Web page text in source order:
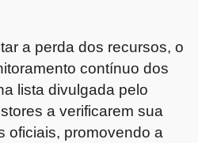
a perda dos recursos, o
contínuo dos
lista divulgada pelo
a verificarem sua
oficiais, promovendo a